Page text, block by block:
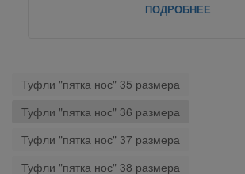
ПОДРОБНЕЕ
Туфли "пятка нос" 35 размера
Туфли "пятка нос" 36 размера
Туфли "пятка нос" 37 размера
Туфли "пятка нос" 38 размера